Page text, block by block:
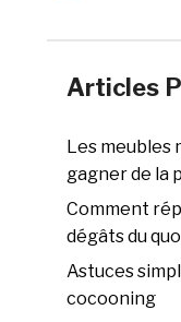
Articles
Les
gagner de la
Comment
dégâts du
Astuces
cocooning